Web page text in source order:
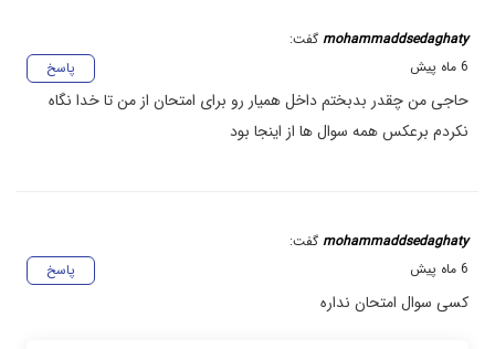
mohammaddsedaghaty گفت:
پاسخ
6 ماه پیش
حاجی من چقدر بدبختم داخل همیار رو برای امتحان از من تا خدا نگاه
نکردم برعکس همه سوال ها از اینجا بود
mohammaddsedaghaty گفت:
پاسخ
6 ماه پیش
کسی سوال امتحان نداره